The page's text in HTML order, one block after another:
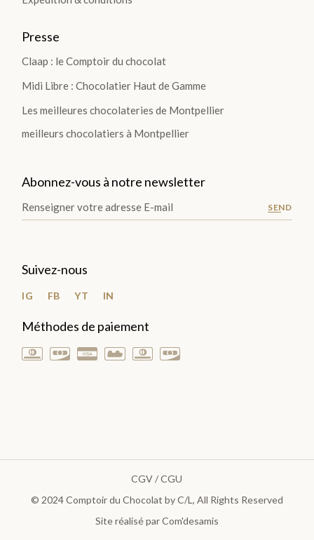
Presse
Claap : le Comptoir du chocolat
Midi Libre : Chocolatier Haut de Gamme
Les meilleures chocolateries de Montpellier
meilleurs chocolatiers à Montpellier
Abonnez-vous à notre newsletter
SEND
Suivez-nous
IG FB YT IN
Méthodes de paiement
CGV / CGU
© 2024Comptoir du Chocolat by C/L , All Rights Reserved
Site réalisé par Com'desamis